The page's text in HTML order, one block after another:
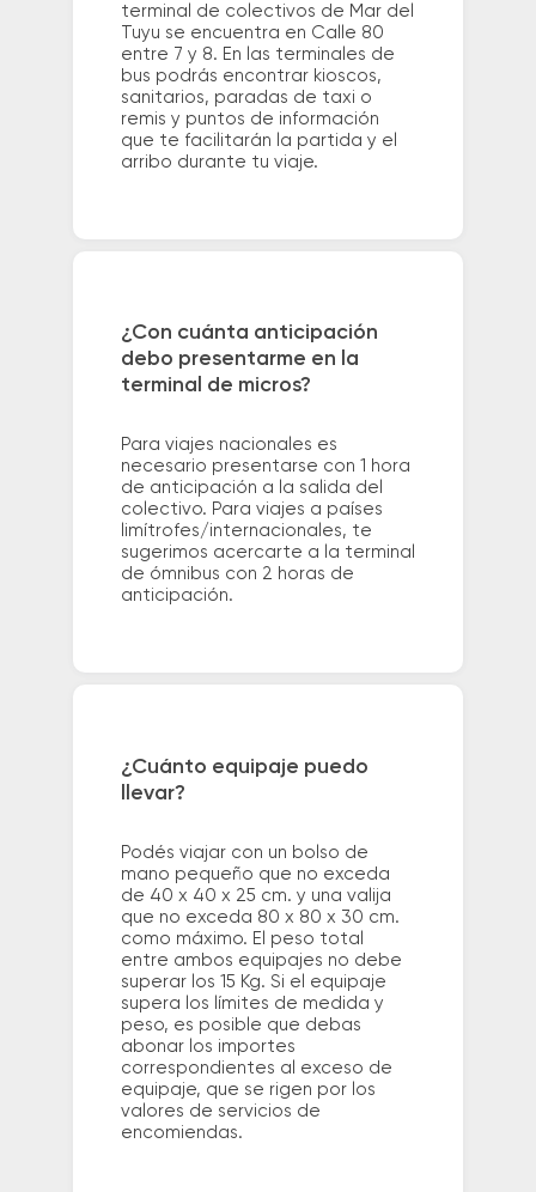
terminal de colectivos de Mar del
Tuyu se encuentra en Calle 80
entre 7 y 8. En las terminales de
bus podrás encontrar kioscos,
sanitarios, paradas de taxi o
remis y puntos de información
que te facilitarán la partida y el
arribo durante tu viaje.
¿Con cuánta anticipación
debo presentarme en la
terminal de micros?
Para viajes nacionales es
necesario presentarse con 1 hora
de anticipación a la salida del
colectivo. Para viajes a países
limítrofes/internacionales, te
sugerimos acercarte a la terminal
de ómnibus con 2 horas de
anticipación.
¿Cuánto equipaje puedo
llevar?
Podés viajar con un bolso de
mano pequeño que no exceda
de 40 x 40 x 25 cm. y una valija
que no exceda 80 x 80 x 30 cm.
como máximo. El peso total
entre ambos equipajes no debe
superar los 15 Kg. Si el equipaje
supera los límites de medida y
peso, es posible que debas
abonar los importes
correspondientes al exceso de
equipaje, que se rigen por los
valores de servicios de
encomiendas.